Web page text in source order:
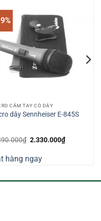
CẦM TAY CÓ DÂY
dây Sennheiser E-845S
₫ Giá
2.890.000₫.
2.330.000₫Giá
hiện
hàng ngay